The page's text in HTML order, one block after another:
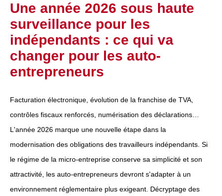
Une année 2026 sous haute
surveillance pour les
indépendants : ce qui va
changer pour les auto-
entrepreneurs
Facturation électronique, évolution de la franchise de TVA,
contrôles fiscaux renforcés, numérisation des déclarations…
L'année 2026 marque une nouvelle étape dans la
modernisation des obligations des travailleurs indépendants. Si
le régime de la micro-entreprise conserve sa simplicité et son
attractivité, les auto-entrepreneurs devront s'adapter à un
environnement réglementaire plus exigeant. Décryptage des